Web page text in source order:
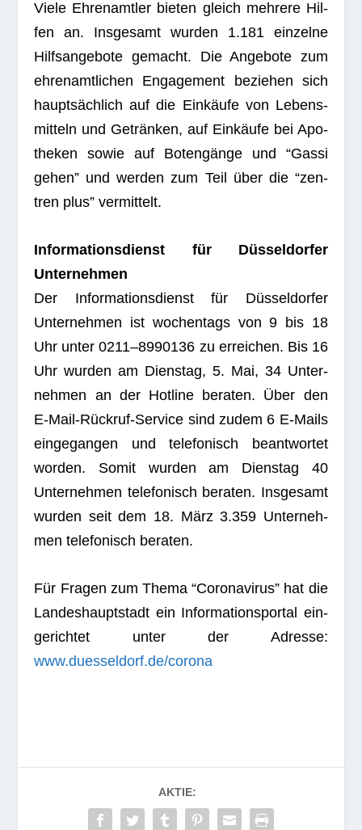
Viele Ehren­amt­ler bie­ten gleich meh­rere Hil­
fen an. Ins­ge­samt wur­den 1.181 ein­zelne
Hilfs­an­ge­bote gemacht. Die Ange­bote zum
ehren­amt­li­chen Enga­ge­ment bezie­hen sich
haupt­säch­lich auf die Ein­käufe von Lebens­
mit­teln und Geträn­ken, auf Ein­käufe bei Apo­
the­ken sowie auf Boten­gänge und “Gassi
gehen” und wer­den zum Teil über die “zen­
tren plus” vermittelt.
Infor­ma­ti­ons­dienst für Düs­sel­dor­fer
Unternehmen
Der Infor­ma­ti­ons­dienst für Düs­sel­dor­fer
Unter­neh­men ist wochen­tags von 9 bis 18
Uhr unter 0211–8990136 zu errei­chen. Bis 16
Uhr wur­den am Diens­tag, 5. Mai, 34 Unter­
neh­men an der Hot­line bera­ten. Über den
E‑Mail-Rück­ruf-Ser­vice sind zudem 6 E‑Mails
ein­ge­gan­gen und tele­fo­nisch beant­wor­tet
wor­den. Somit wur­den am Diens­tag 40
Unter­neh­men tele­fo­nisch bera­ten. Ins­ge­samt
wur­den seit dem 18. März 3.359 Unter­neh­
men tele­fo­nisch beraten.
Für Fra­gen zum Thema “Coro­na­vi­rus” hat die
Lan­des­haupt­stadt ein Infor­ma­ti­ons­por­tal ein­
ge­rich­tet unter der Adresse:
www.duesseldorf.de/corona
AKTIE: